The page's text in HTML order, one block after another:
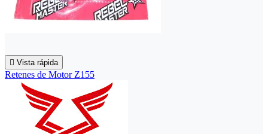
 Vista rápida
Retenes de Motor Z155